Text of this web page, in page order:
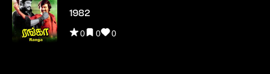
1982
0 0 0